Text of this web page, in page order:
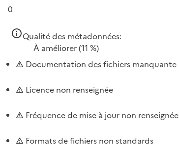
0
Qualité des métadonnées:
À améliorer(11 %)
Documentation des fichiers manquante
Licence non renseignée
Fréquence de mise à jour non renseignée
Formats de fichiers non standards